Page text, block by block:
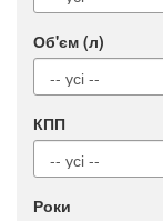
Об'єм (л)
КПП
Роки